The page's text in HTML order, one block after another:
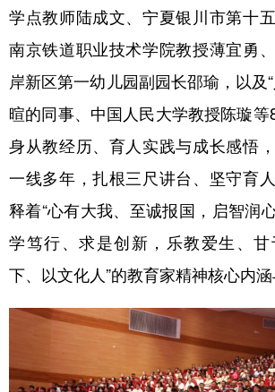
学点教师陆成文、宁夏银川市第十五
南京铁道职业技术学院教授薄宜勇
岸新区第一幼儿园副园长邵瑜，以及
暄的同事、中国人民大学教授陈璇等
身从教经历、育人实践与成长感悟
一线多年，扎根三尺讲台、坚守育
释着“心有大我、至诚报国，启智润
学笃行、求是创新，乐教爱生、
下、以文化人”的教育家精神核心内涵